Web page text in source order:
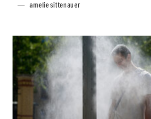
amelie sittenauer